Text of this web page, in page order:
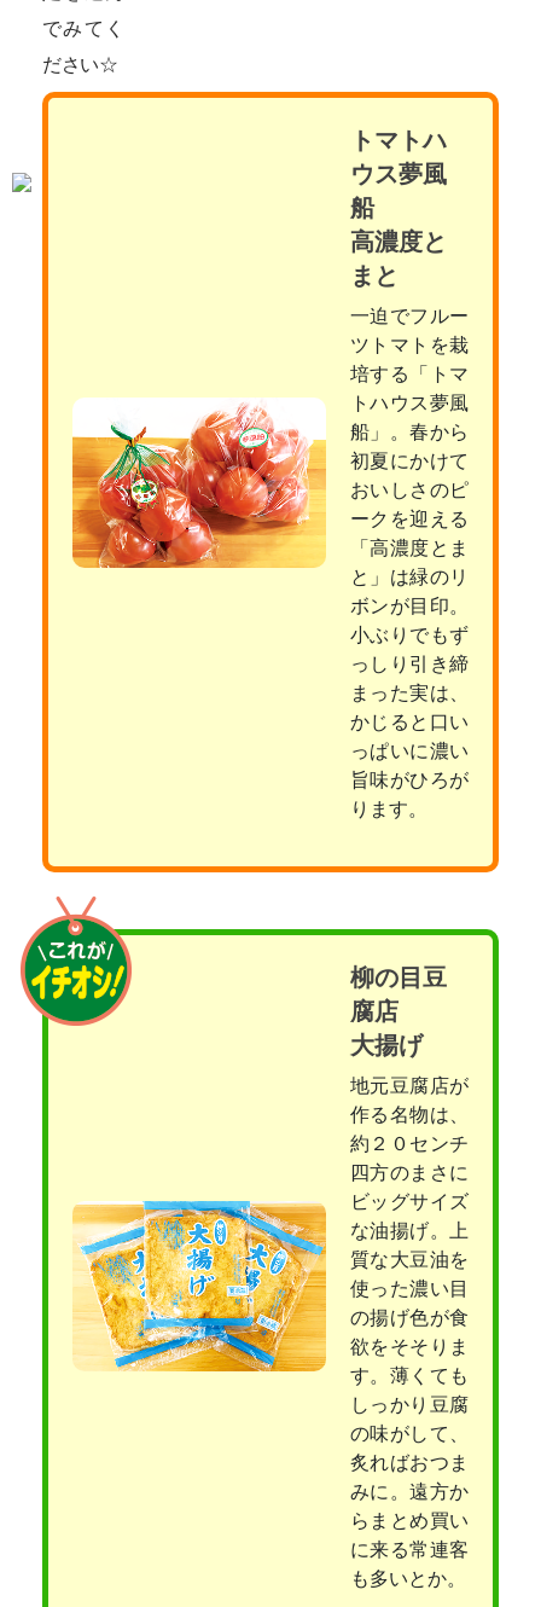
でみてく
ださい☆
トマトハ
ウス夢風
船
高濃度と
まと
一迫でフルー
ツトマトを栽
培する「トマ
トハウス夢風
船」。春から
初夏にかけて
おいしさのピ
ークを迎える
「高濃度とま
と」は緑のリ
ボンが目印。
小ぶりでもず
っしり引き締
まった実は、
かじると口い
っぱいに濃い
旨味がひろが
ります。
柳の目豆
腐店
大揚げ
地元豆腐店が
作る名物は、
約２０センチ
四方のまさに
ビッグサイズ
な油揚げ。上
質な大豆油を
使った濃い目
の揚げ色が食
欲をそそりま
す。薄くても
しっかり豆腐
の味がして、
炙ればおつま
みに。遠方か
らまとめ買い
に来る常連客
も多いとか。